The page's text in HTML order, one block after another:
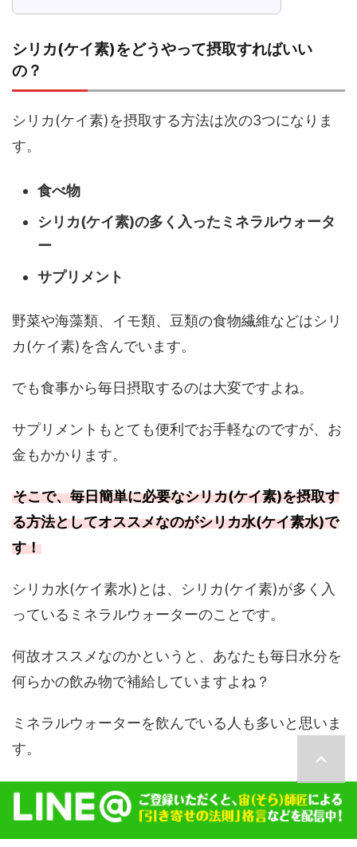
シリカ(ケイ素)をどうやって摂取すればいい
の？
シリカ(ケイ素)を摂取する方法は次の3つになりま
す。
食べ物
シリカ(ケイ素)の多く入ったミネラルウォータ
ー
サプリメント
野菜や海藻類、イモ類、豆類の食物繊維などはシリ
カ(ケイ素)を含んでいます。
でも食事から毎日摂取するのは大変ですよね。
サプリメントもとても便利でお手軽なのですが、お
金もかかります。
そこで、毎日簡単に必要なシリカ(ケイ素)を摂取す
る方法としてオススメなのがシリカ水(ケイ素水)で
す！
シリカ水(ケイ素水)とは、シリカ(ケイ素)が多く入
っているミネラルウォーターのことです。
何故オススメなのかというと、あなたも毎日水分を
何らかの飲み物で補給していますよね？
ミネラルウォーターを飲んでいる人も多いと思いま
す。
その普通のミネラルウォーターをシリカ水(ケイ素
水)に置き換えるだけでいいからです。